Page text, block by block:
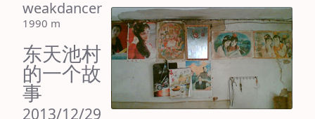
weakdancer
1990 m
东天池村
的一个故
事
2013/12/29